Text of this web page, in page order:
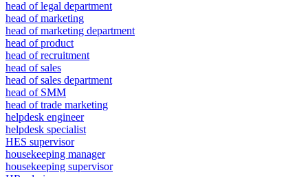
head of legal department
head of marketing
head of marketing department
head of product
head of recruitment
head of sales
head of sales department
head of SMM
head of trade marketing
helpdesk engineer
helpdesk specialist
HES supervisor
housekeeping manager
housekeeping supervisor